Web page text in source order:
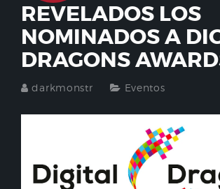
REVELADOS LOS
NOMINADOS A
DRAGONS
darkmonstr Eventos